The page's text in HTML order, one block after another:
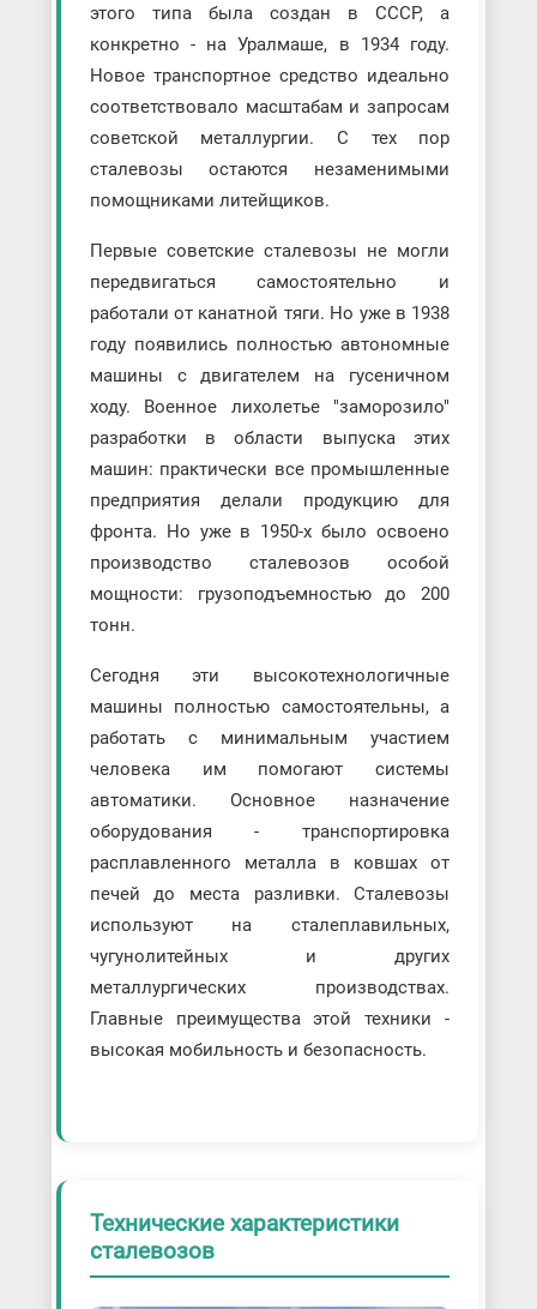
этого типа была создан в СССР, а
конкретно - на Уралмаше, в 1934 году.
Новое транспортное средство идеально
соответствовало масштабам и запросам
советской металлургии. С тех пор
сталевозы остаются незаменимыми
помощниками литейщиков.
Первые советские сталевозы не могли
передвигаться самостоятельно и
работали от канатной тяги. Но уже в 1938
году появились полностью автономные
машины с двигателем на гусеничном
ходу. Военное лихолетье "заморозило"
разработки в области выпуска этих
машин: практически все промышленные
предприятия делали продукцию для
фронта. Но уже в 1950-х было освоено
производство сталевозов особой
мощности: грузоподъемностью до 200
тонн.
Сегодня эти высокотехнологичные
машины полностью самостоятельны, а
работать с минимальным участием
человека им помогают системы
автоматики. Основное назначение
оборудования - транспортировка
расплавленного металла в ковшах от
печей до места разливки. Сталевозы
используют на сталеплавильных,
чугунолитейных и других
металлургических производствах.
Главные преимущества этой техники -
высокая мобильность и безопасность.
Технические характеристики
сталевозов